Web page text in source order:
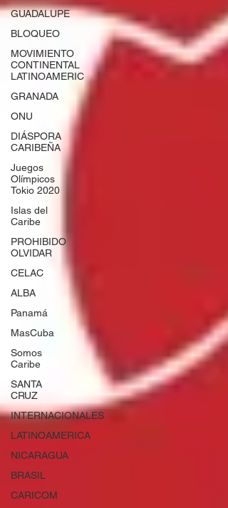
GUADALUPE
BLOQUEO
MOVIMIENTO
CONTINENTAL
LATINOAMERIC
GRANADA
ONU
DIÁSPORA
CARIBEÑA
Juegos
Olímpicos
Tokio 2020
Islas del
Caribe
PROHIBIDO
OLVIDAR
CELAC
ALBA
Panamá
MasCuba
Somos
Caribe
SANTA
CRUZ
INTERNACIONALES
LATINOAMERICA
NICARAGUA
BRASIL
CARICOM